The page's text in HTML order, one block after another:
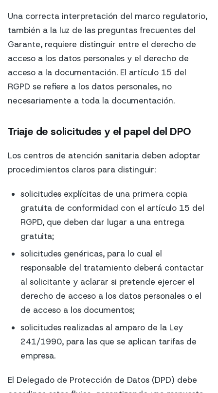
Una correcta interpretación del marco regulatorio,
también a la luz de las preguntas frecuentes del
Garante, requiere distinguir entre el derecho de
acceso a los datos personales y el derecho de
acceso a la documentación. El artículo 15 del
RGPD se refiere a los datos personales, no
necesariamente a toda la documentación.
Triaje de solicitudes y el papel del DPO
Los centros de atención sanitaria deben adoptar
procedimientos claros para distinguir:
solicitudes explícitas de una primera copia
gratuita de conformidad con el artículo 15 del
RGPD, que deben dar lugar a una entrega
gratuita;
solicitudes genéricas, para lo cual el
responsable del tratamiento deberá contactar
al solicitante y aclarar si pretende ejercer el
derecho de acceso a los datos personales o el
de acceso a los documentos;
solicitudes realizadas al amparo de la Ley
241/1990, para las que se aplican tarifas de
empresa.
El Delegado de Protección de Datos (DPD) debe